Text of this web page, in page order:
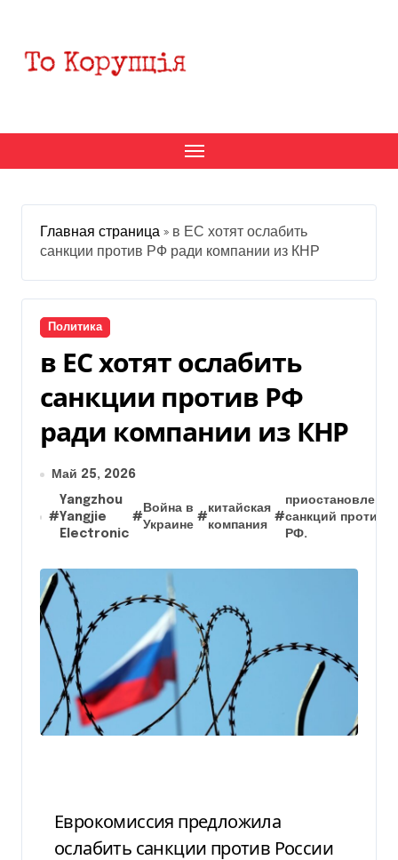
содержанию
Главная страница » в ЕС хотят ослабить
санкции против РФ ради компании из КНР
Политика
в ЕС хотят ослабить
санкции против РФ
ради компании из КНР
Май 25, 2026
#
Yangzhou
Yangjie
Electronic
#
Война в
Украине
#
китайская
компания
#
приостановление
санкций против
РФ.
Еврокомиссия предложила
ослабить санкции против России